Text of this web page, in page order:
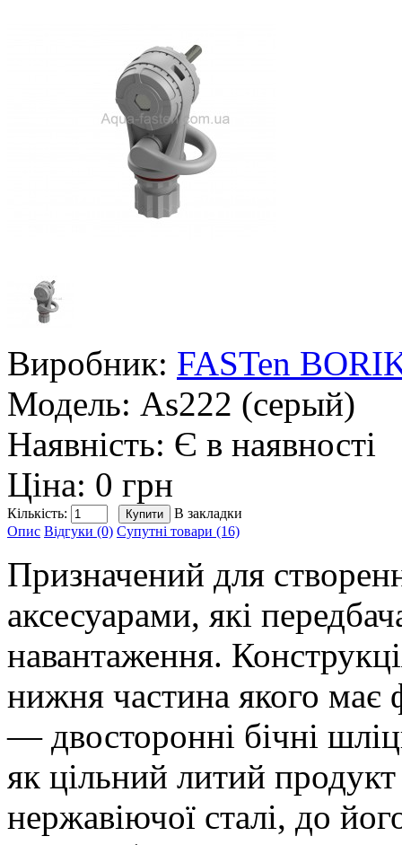
Виробник: FASTen
Модель: As222 (серый)
Наявність: Є в наявності
Ціна: 0 грн
Кількість:
В закладки
Опис Відгуки (0) Супутні товари (16)
Призначений для
аксесуарами, які
навантаження.
нижня частина якого має
— двосторонні бічні
як цільний литий
нержавіючої сталі, до